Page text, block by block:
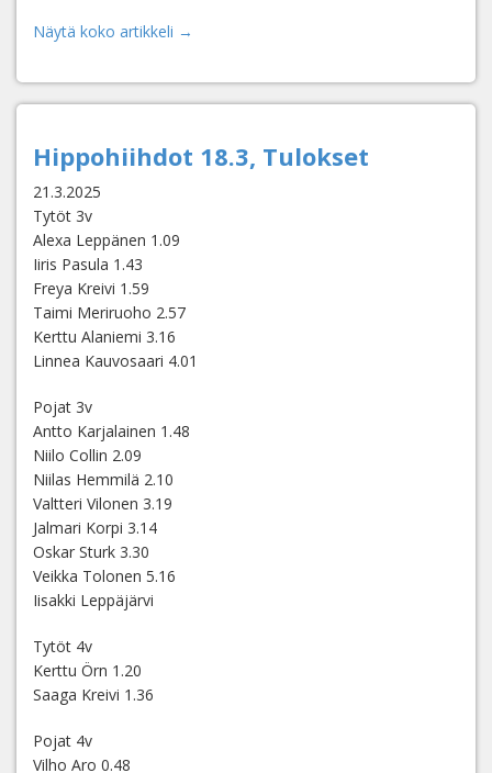
Näytä koko artikkeli →
Hippohiihdot 18.3, Tulokset
21.3.2025
Tytöt 3v
Alexa Leppänen 1.09
Iiris Pasula 1.43
Freya Kreivi 1.59
Taimi Meriruoho 2.57
Kerttu Alaniemi 3.16
Linnea Kauvosaari 4.01
Pojat 3v
Antto Karjalainen 1.48
Niilo Collin 2.09
Niilas Hemmilä 2.10
Valtteri Vilonen 3.19
Jalmari Korpi 3.14
Oskar Sturk 3.30
Veikka Tolonen 5.16
Iisakki Leppäjärvi
Tytöt 4v
Kerttu Örn 1.20
Saaga Kreivi 1.36
Pojat 4v
Vilho Aro 0.48